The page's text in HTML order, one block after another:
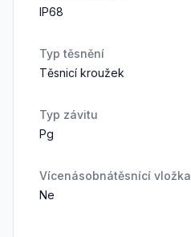
IP68
Typ těsnění
Těsnicí kroužek
Typ závitu
Pg
Vícenásobnátěsnící vložka
Ne